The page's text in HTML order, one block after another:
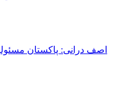
اصف درانی: پاکستان